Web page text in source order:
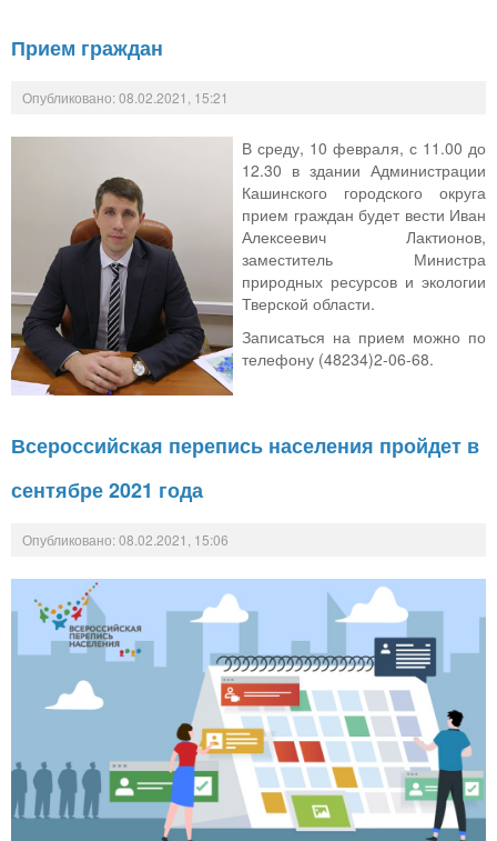
Прием граждан
Опубликовано: 08.02.2021, 15:21
В среду, 10 февраля, с 11.00 до
12.30 в здании Администрации
Кашинского городского округа
прием граждан будет вести Иван
Алексеевич Лактионов,
заместитель Министра
природных ресурсов и экологии
Тверской области.
Записаться на прием можно по
телефону (48234)2-06-68.
Всероссийская перепись населения пройдет в
сентябре 2021 года
Опубликовано: 08.02.2021, 15:06